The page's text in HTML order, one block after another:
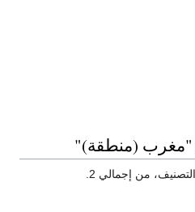
"مغرب (منطقة)"
من إجمالي 2.